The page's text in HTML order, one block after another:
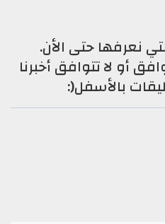
نعرفها حتى الأن.
أو لا تتوافق أخبرنا
بالأسفل(: